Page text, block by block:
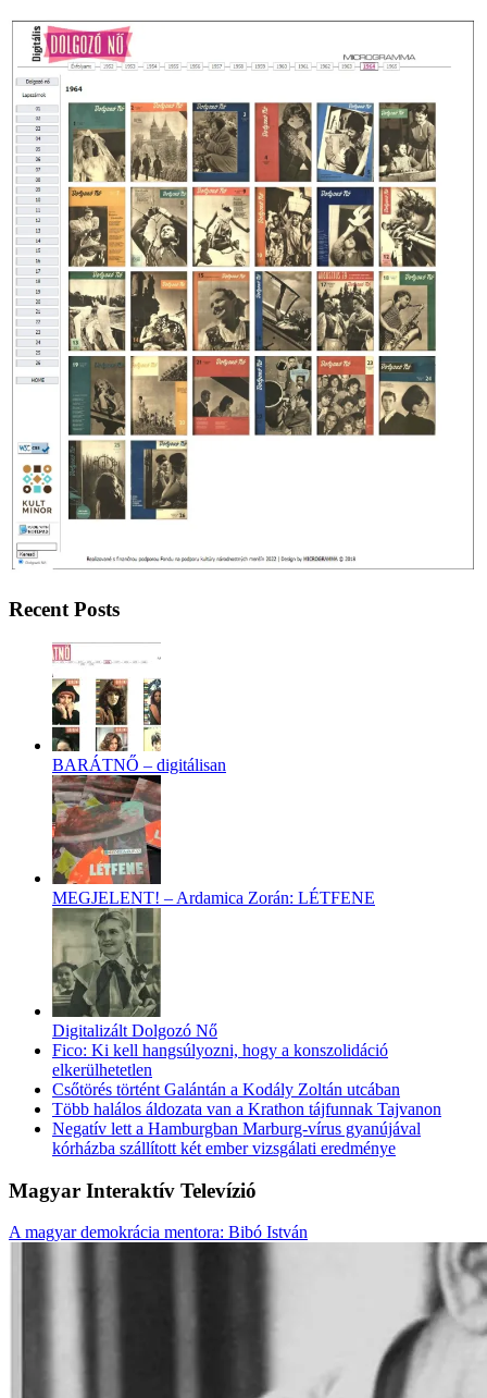
Recent Posts
BARÁTNŐ – digitálisan
MEGJELENT! – Ardamica Zorán: LÉTFENE
Digitalizált Dolgozó Nő
Fico: Ki kell hangsúlyozni, hogy a konszolidáció
elkerülhetetlen
Csőtörés történt Galántán a Kodály Zoltán utcában
Több halálos áldozata van a Krathon tájfunnak Tajvanon
Negatív lett a Hamburgban Marburg-vírus gyanújával
kórházba szállított két ember vizsgálati eredménye
Magyar Interaktív Televízió
A magyar demokrácia mentora: Bibó István